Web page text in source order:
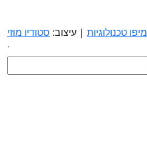
מיפו טכנולוגיות | עיצוב: סטודיו מוזי
.